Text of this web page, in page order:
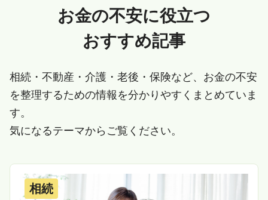
お金の不安に役立つ
おすすめ記事
相続・不動産・介護・老後・保険など、お金の不安
を整理するための情報を分かりやすくまとめていま
す。
気になるテーマからご覧ください。
相続